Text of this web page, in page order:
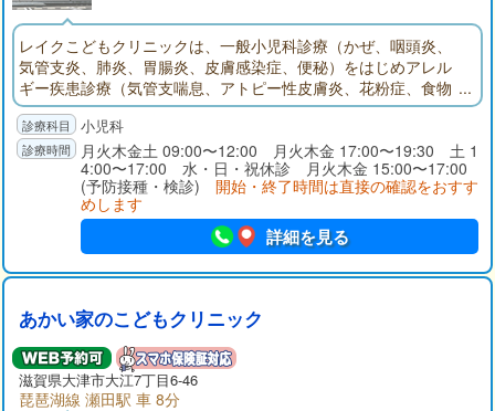
レイクこどもクリニックは、一般小児科診療（かぜ、咽頭炎、
気管支炎、肺炎、胃腸炎、皮膚感染症、便秘）をはじめアレル
ギー疾患診療（気管支喘息、アトピー性皮膚炎、花粉症、食物
アレルギー）、血液疾患診療、乳児健診、予防接種を行いま
す。また病児保育室を併設することで様々な角度からお子様の
健康を守り、子育てを応援するクリニックです。
小児科
月火木金土 09:00〜12:00 月火木金 17:00〜19:30 土 1
4:00〜17:00 水・日・祝休診 月火木金 15:00〜17:00
(予防接種・検診) 開始・終了時間は直接の確認をおすす
めします
詳細を見る
あかい家のこどもクリニック
滋賀県大津市大江7丁目6-46
琵琶湖線 瀬田駅 車 8分